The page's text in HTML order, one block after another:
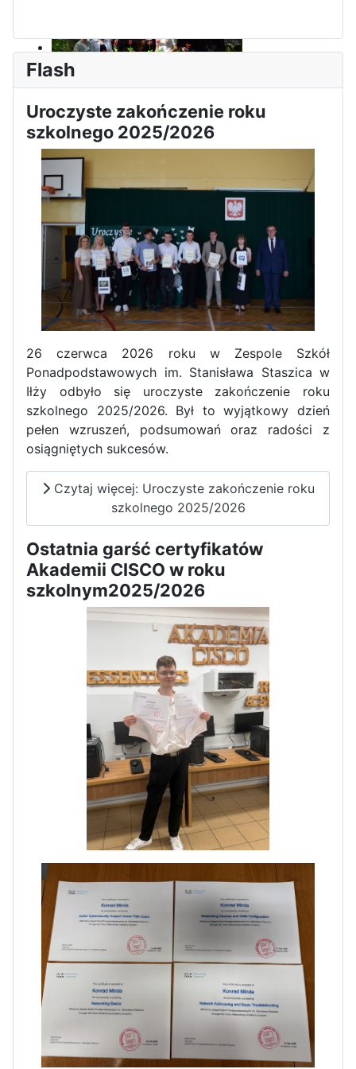
Dni Leśmianowskie 2026
I Olimpiada Klas Mundurowych
Sukces Kingi na XXXVI
Olimpiadzie Teologii Katolickiej
Obchody Święta Konstytucji 3
Maja w Iłży
Zawody Sportowo – Obronne
klas OPW
Apel z okazji 235-tej rocznicy
uchwalenia Konstytucji 3 Maja
Flash
Uroczyste zakończenie roku
szkolnego 2025/2026
26 czerwca 2026 roku w Zespole Szkół
Ponadpodstawowych im. Stanisława Staszica w
Iłży odbyło się uroczyste zakończenie roku
szkolnego 2025/2026. Był to wyjątkowy dzień
pełen wzruszeń, podsumowań oraz radości z
osiągniętych sukcesów.
Czytaj więcej: Uroczyste zakończenie roku
szkolnego 2025/2026
Ostatnia garść certyfikatów
Akademii CISCO w roku
szkolnym2025/2026